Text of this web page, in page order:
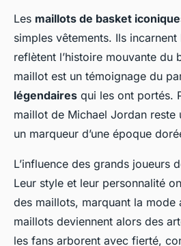
Les maillots de basket
simples vêtements. Ils incarnent
reflètent l’histoire mouvante du
maillot est un témoignage du
légendaires qui les ont portés.
maillot de Michael Jordan reste
un marqueur d’une époque
L’influence des grands joueurs
Leur style et leur personnalité
des maillots, marquant la mode
maillots deviennent alors des
les fans arborent avec fierté,